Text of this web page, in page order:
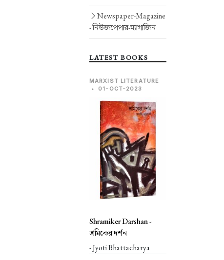
Newspaper-Magazine
-নিউজপেপার-ম্যাগাজিন
LATEST BOOKS
MARXIST LITERATURE
•
01-OCT-2023
Shramiker Darshan -
শ্রমিকের দর্শন
- Jyoti Bhattacharya